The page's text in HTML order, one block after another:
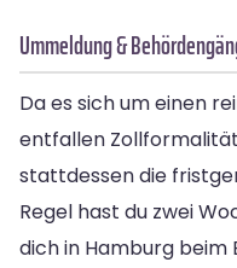
Ummeldung &
Da es sich um einen
entfallen
stattdessen die
Regel hast du zwei
dich in Hamburg